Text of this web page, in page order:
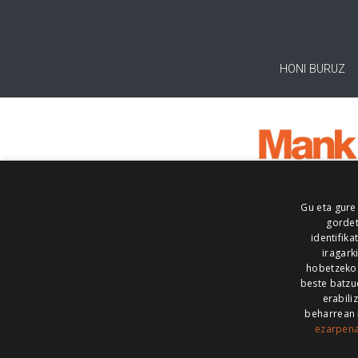
HONI BURUZ
ALEA
Gu eta
hobetzeko.
beste